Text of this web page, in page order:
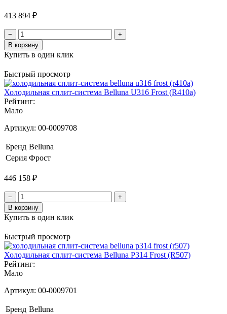
413 894 ₽
−
+
В корзину
Купить в один клик
Быстрый просмотр
Холодильная сплит-система Belluna U316 Frost (R410a)
Рейтинг:
Мало
Артикул: 00-0009708
Бренд Belluna
Серия Фрост
446 158 ₽
−
+
В корзину
Купить в один клик
Быстрый просмотр
Холодильная сплит-система Belluna P314 Frost (R507)
Рейтинг:
Мало
Артикул: 00-0009701
Бренд Belluna